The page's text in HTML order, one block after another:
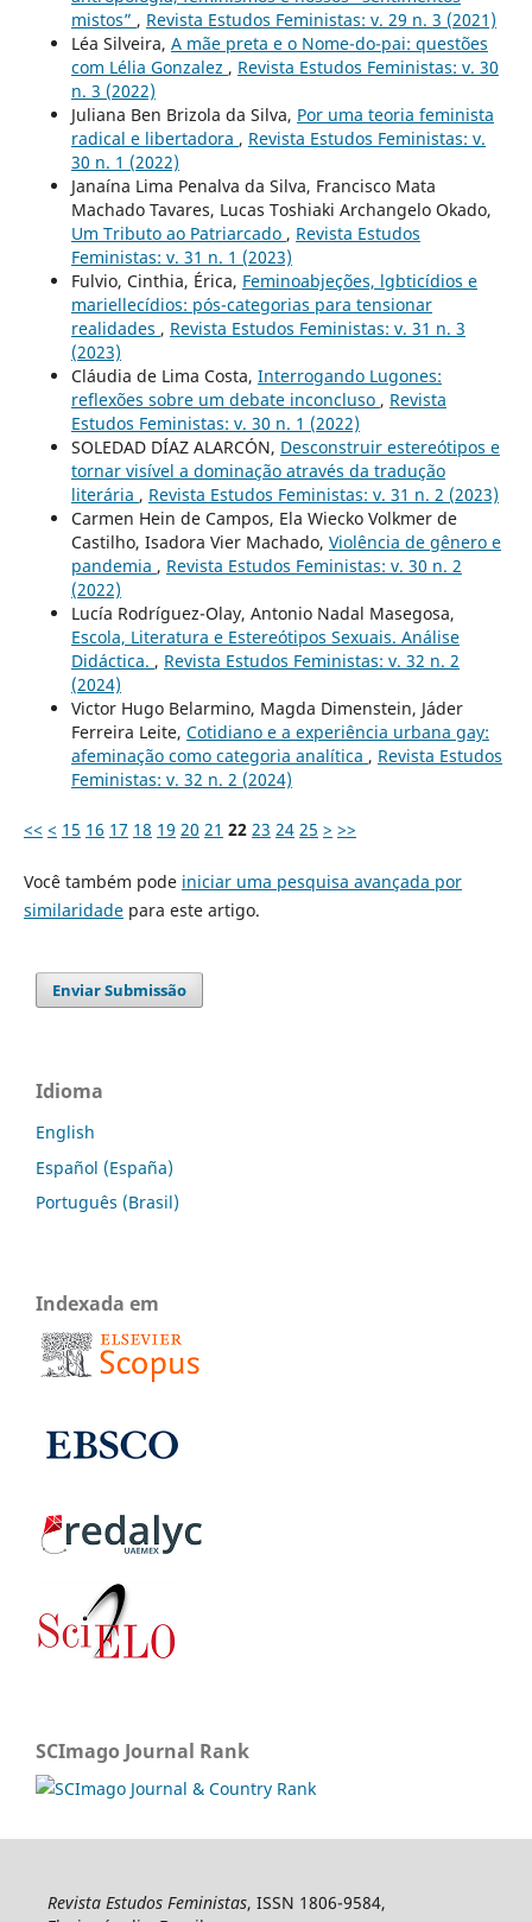
mistos” , Revista Estudos Feministas: v. 29 n. 3 (2021)
Léa Silveira, A mãe preta e o Nome-do-pai: questões
com Lélia Gonzalez , Revista Estudos Feministas: v. 30
n. 3 (2022)
Juliana Ben Brizola da Silva, Por uma teoria feminista
radical e libertadora , Revista Estudos Feministas: v.
30 n. 1 (2022)
Janaína Lima Penalva da Silva, Francisco Mata
Machado Tavares, Lucas Toshiaki Archangelo Okado,
Um Tributo ao Patriarcado , Revista Estudos
Feministas: v. 31 n. 1 (2023)
Fulvio, Cinthia, Érica, Feminoabjeções, lgbticídios e
mariellecídios: pós-categorias para tensionar
realidades , Revista Estudos Feministas: v. 31 n. 3
(2023)
Cláudia de Lima Costa, Interrogando Lugones:
reflexões sobre um debate inconcluso , Revista
Estudos Feministas: v. 30 n. 1 (2022)
SOLEDAD DÍAZ ALARCÓN, Desconstruir estereótipos e
tornar visível a dominação através da tradução
literária , Revista Estudos Feministas: v. 31 n. 2 (2023)
Carmen Hein de Campos, Ela Wiecko Volkmer de
Castilho, Isadora Vier Machado, Violência de gênero e
pandemia , Revista Estudos Feministas: v. 30 n. 2
(2022)
Lucía Rodríguez-Olay, Antonio Nadal Masegosa,
Escola, Literatura e Estereótipos Sexuais. Análise
Didáctica. , Revista Estudos Feministas: v. 32 n. 2
(2024)
Victor Hugo Belarmino, Magda Dimenstein, Jáder
Ferreira Leite, Cotidiano e a experiência urbana gay:
afeminação como categoria analítica , Revista Estudos
Feministas: v. 32 n. 2 (2024)
<< < 15 16 17 18 19 20 21 22 23 24 25 > >>
Você também pode iniciar uma pesquisa avançada por
similaridadepara este artigo.
Enviar Submissão
Idioma
English
Español (España)
Português (Brasil)
Indexada em
SCImago Journal Rank
Revista Estudos Feministas, ISSN 1806-9584,